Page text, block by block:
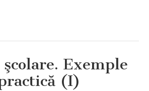
Exemple
(I)